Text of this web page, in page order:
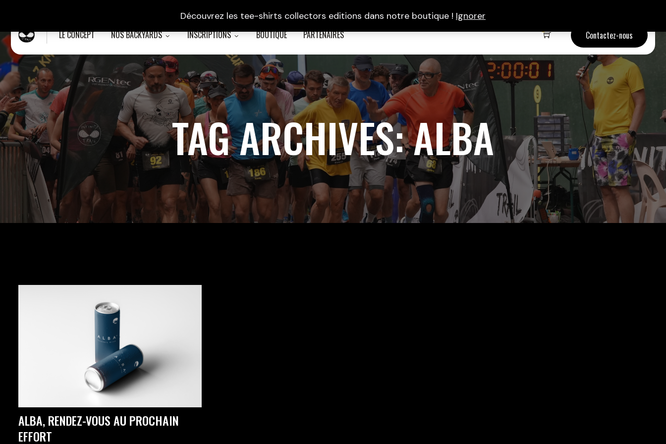
Découvrez les tee-shirts collectors editions dans notre boutique ! Ignorer
Contactez-nous
LE CONCEPT NOS BACKYARDS INSCRIPTIONS BOUTIQUE PARTENAIRES
TAG ARCHIVES:ALBA
ALBA, RENDEZ-VOUS AU PROCHAIN
EFFORT